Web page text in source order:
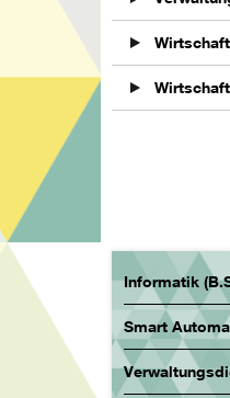
Informatik
Smart